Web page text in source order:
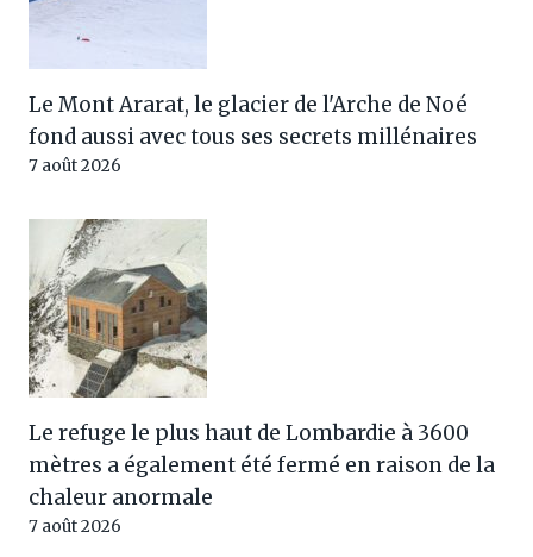
Le Mont Ararat, le glacier de l'Arche de Noé
fond aussi avec tous ses secrets millénaires
7 août 2026
Le refuge le plus haut de Lombardie à 3600
mètres a également été fermé en raison de la
chaleur anormale
7 août 2026